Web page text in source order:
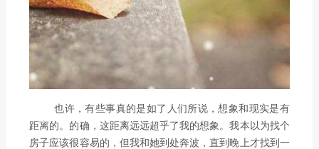
也许，有些事真的是如了人们所说，想象和现实是有
距离的。的确，这距离远远超乎了我的想象。我本以为找个
房子应该很容易的，但我和她到处奔波，直到晚上才找到一